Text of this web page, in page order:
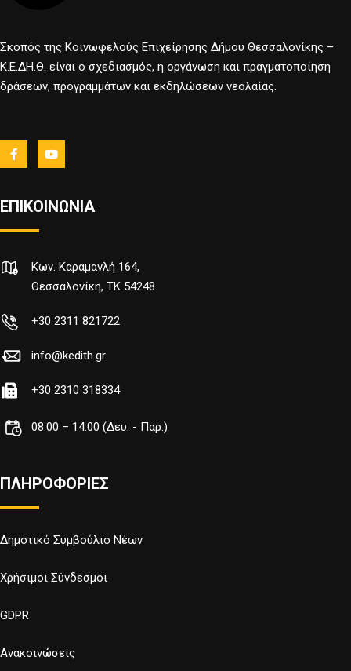
Σκοπός της Κοινωφελούς Επιχείρησης Δήμου Θεσσαλονίκης –
Κ.Ε.ΔΗ.Θ. είναι ο σχεδιασμός, η οργάνωση και πραγματοποίηση
δράσεων, προγραμμάτων και εκδηλώσεων νεολαίας.
ΕΠΙΚΟΙΝΩΝΙΑ
Κων. Καραμανλή 164,
Θεσσαλονίκη, TK 54248
+30 2311 821722
info@kedith.gr
+30 2310 318334
08:00 – 14:00 (Δευ. - Παρ.)
ΠΛΗΡΟΦΟΡΙΕΣ
Δημοτικό Συμβούλιο Νέων
Χρήσιμοι Σύνδεσμοι
GDPR
Ανακοινώσεις